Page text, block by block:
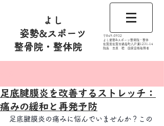
よし
姿勢&スポーツ
整骨院・整体院
​〒849-0932
よし姿勢&スポーツ整骨院・整体
佐賀県佐賀市鍋島町八戸溝1231‐14
​​院長 吉原 稔​ 国家資格取得者
足底腱膜炎を改善するストレッチ：
痛みの緩和と再発予防
足底腱膜炎の痛みに悩んでいませんか？この